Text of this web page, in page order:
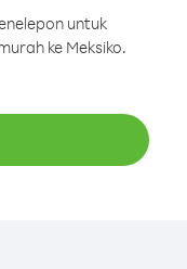
untuk
ke Meksiko.